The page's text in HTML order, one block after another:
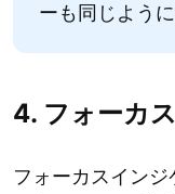
ーも同じように
4. フォーカ
フォーカスイン